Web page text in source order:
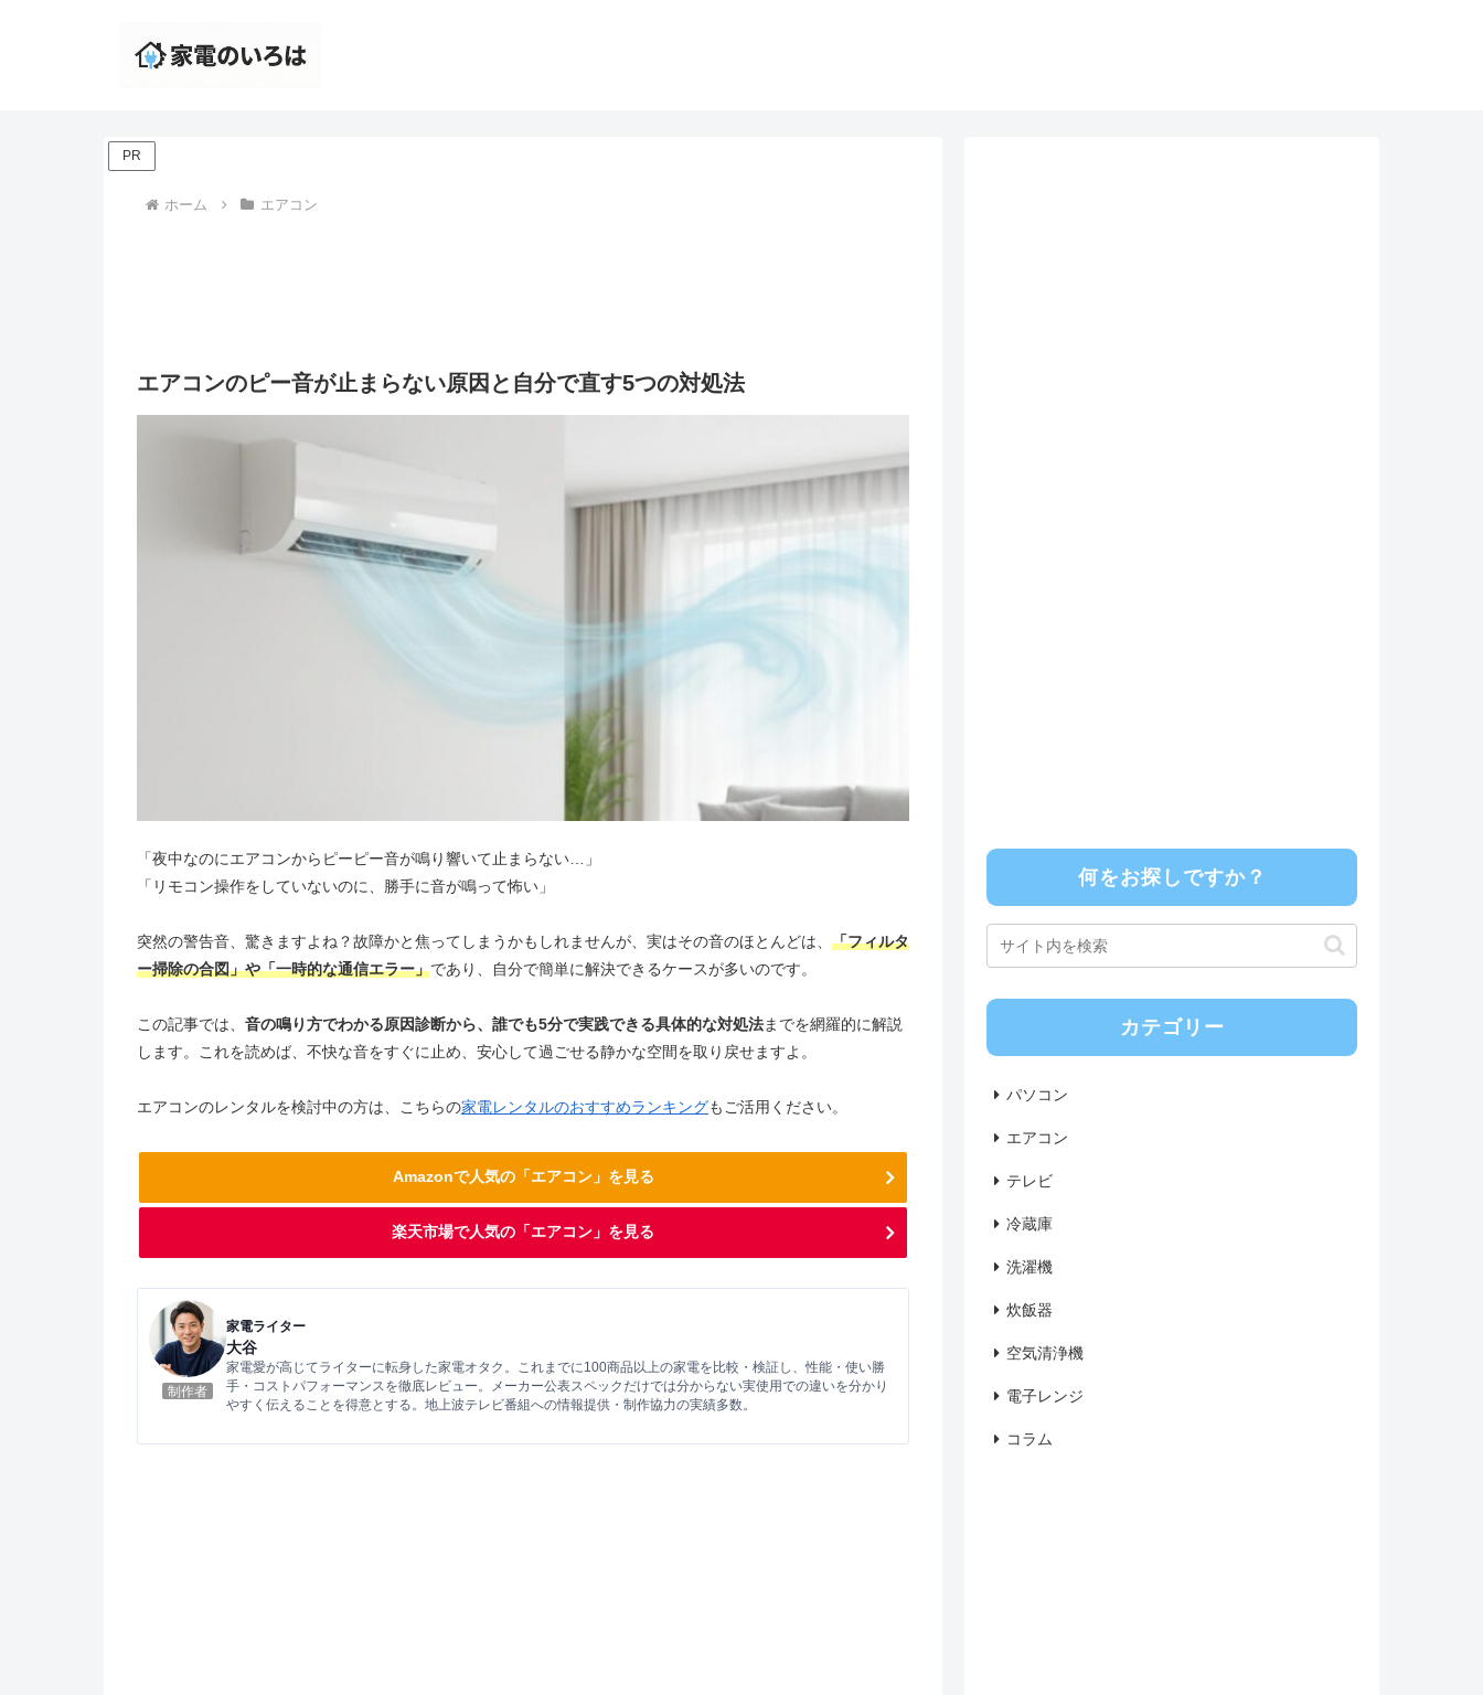
PR
ホーム エアコン
エアコンのピー音が止まらない原因と自分で直す5つの対処法
「夜中なのにエアコンからピーピー音が鳴り響いて止まらない…」
「リモコン操作をしていないのに、勝手に音が鳴って怖い」
突然の警告音、驚きますよね？故障かと焦ってしまうかもしれませんが、実はその音のほとんどは、 「フィルタ
ー掃除の合図」や「一時的な通信エラー」であり、自分で簡単に解決できるケースが多いのです。
この記事では、 音の鳴り方でわかる原因診断から、誰でも5分で実践できる具体的な対処法までを網羅的に解説
します。これを読めば、不快な音をすぐに止め、安心して過ごせる静かな空間を取り戻せますよ。
エアコンのレンタルを検討中の方は、こちらの家電レンタルのおすすめランキングもご活用ください。
Amazonで人気の「エアコン」を見る
楽天市場で人気の「エアコン」を見る
制作者
家電ライター
大谷
家電愛が高じてライターに転身した家電オタク。これまでに100商品以上の家電を比較・検証し、性能・使い勝
手・コストパフォーマンスを徹底レビュー。メーカー公表スペックだけでは分からない実使用での違いを分かり
やすく伝えることを得意とする。地上波テレビ番組への情報提供・制作協力の実績多数。
何をお探しですか？
カテゴリー
パソコン
エアコン
テレビ
冷蔵庫
洗濯機
炊飯器
空気清浄機
電子レンジ
コラム